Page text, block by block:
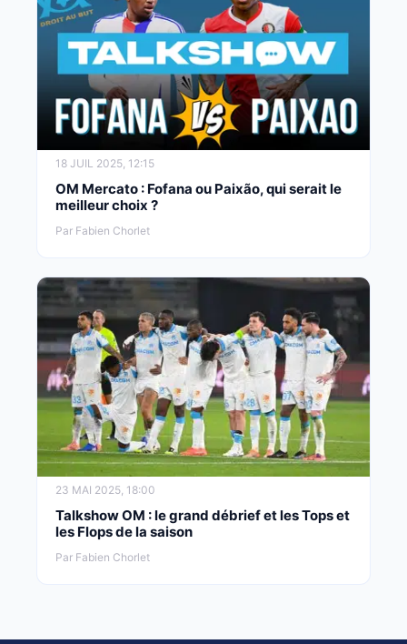
18 JUIL 2025, 12:15
OM Mercato : Fofana ou Paixão, qui serait le
meilleur choix ?
Par Fabien Chorlet
23 MAI 2025, 18:00
Talkshow OM : le grand débrief et les Tops et
les Flops de la saison
Par Fabien Chorlet